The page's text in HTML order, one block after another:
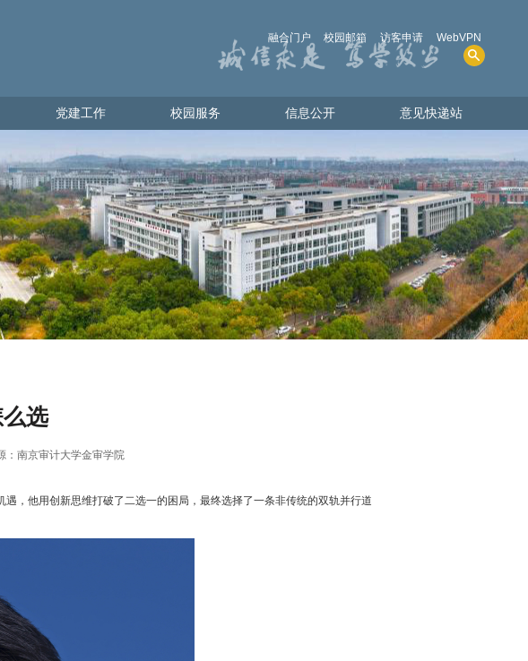
融合门户 校园邮箱 访客申请 WebVPN
党建工作
党建通知
党员发展
党员教育
党员管理
党校工作
党日活动
政策文件
下载专区
校园服务
人才招聘
图书资源
电话查询
共享物资
信息公开
学院概况
招生考试
财务、资产及收费
人事师资
教学质量
学生管理服务
学位、学科
实验室安全
意见快递站
党建工作 校园服务 信息公开 意见快递站
选
：南京审计大学金审学院
，他用创新思维打破了二选一的困局，最终选择了一条非传统的双轨并行道